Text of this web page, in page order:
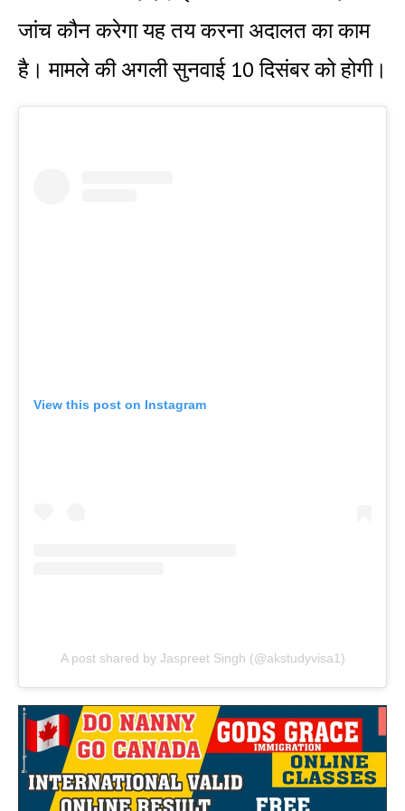
जांच कौन करेगा यह तय करना अदालत का काम
है। मामले की अगली सुनवाई 10 दिसंबर को होगी।
View this post on Instagram
A post shared by Jaspreet Singh (@akstudyvisa1)